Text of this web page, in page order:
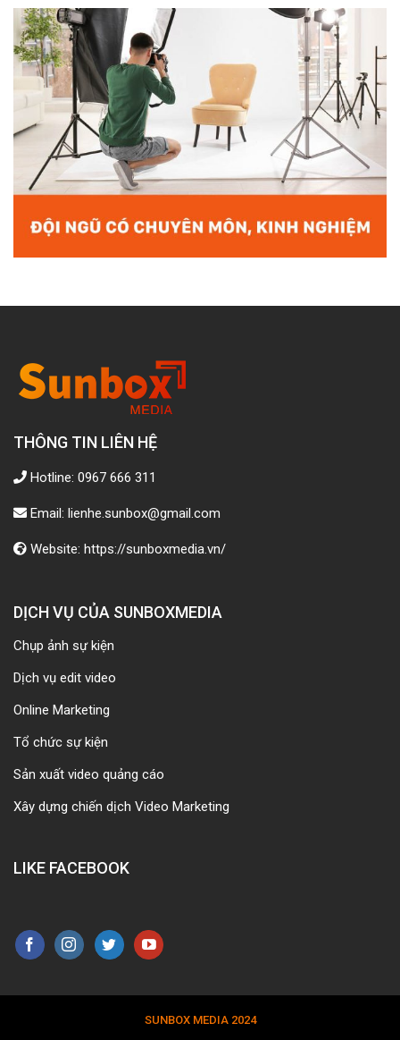
THÔNG TIN LIÊN HỆ
Hotline: 0967 666 311
Email: lienhe.sunbox@gmail.com
Website: https://sunboxmedia.vn/
DỊCH VỤ CỦA SUNBOXMEDIA
Chụp ảnh sự kiện
Dịch vụ edit video
Online Marketing
Tổ chức sự kiện
Sản xuất video quảng cáo
Xây dựng chiến dịch Video Marketing
LIKE FACEBOOK
SUNBOX MEDIA 2024